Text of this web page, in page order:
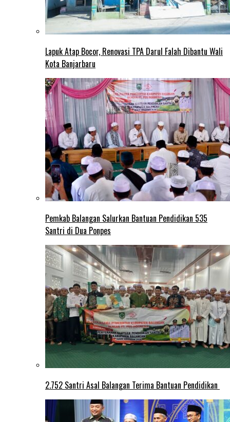
Lapuk Atap Bocor, Renovasi TPA Darul Falah Dibantu Wali
Kota Banjarbaru
Pemkab Balangan Salurkan Bantuan Pendidikan 535
Santri di Dua Ponpes
2.752 Santri Asal Balangan Terima Bantuan Pendidikan